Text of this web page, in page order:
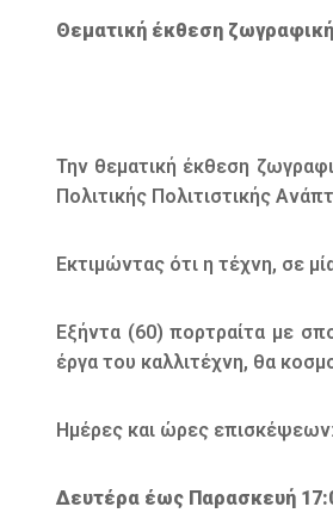
Θεματική έκθεση
Την θεματική έκθεση
Πολιτικής Πολιτιστικής
Εκτιμώντας ότι η τέχνη, σε
Εξήντα (60) πορτραίτα με
έργα του καλλιτέχνη, θα
Ημέρες και ώρες επισκέψεων:
Δευτέρα έως Παρασκευή